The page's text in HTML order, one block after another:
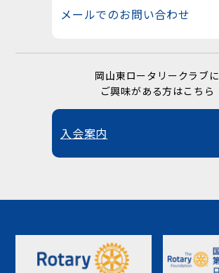
メールでのお問い合わせ
岡山東ロータリークラブに
ご興味がある方はこちら
入会案内